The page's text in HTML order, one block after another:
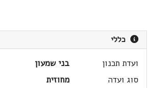
כללי
ועדת תכנון
בני שמעון
סוג ועדה
מחוזית